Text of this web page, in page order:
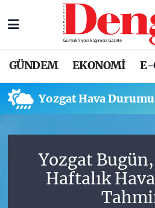
GÜNDEM EKONOMİ E-
Yozgat Hava Durumu
Yozgat Bugün,
Haftalık
Nöbetçi Eczaneler
Trafik Durumu
Süper Lig Puan
Tüm Manşetler
Son Dakika Haberleri